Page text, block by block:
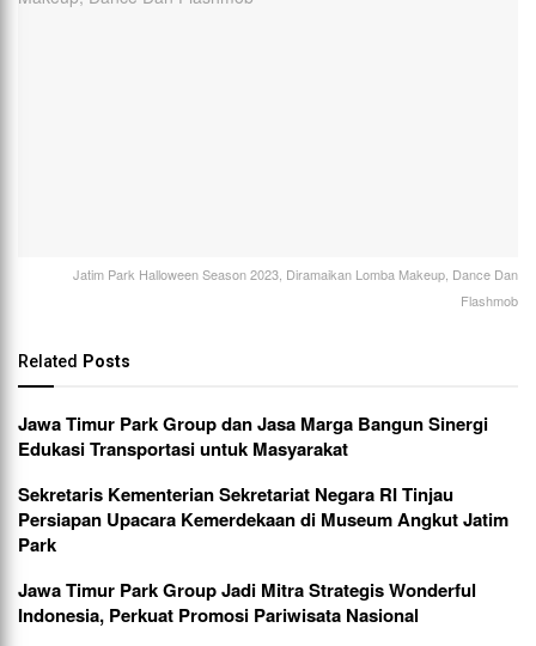
Jatim Park Halloween Season 2023, Diramaikan Lomba Makeup, Dance Dan
Flashmob
Related Posts
Jawa Timur Park Group dan Jasa Marga Bangun Sinergi
Edukasi Transportasi untuk Masyarakat
Sekretaris Kementerian Sekretariat Negara RI Tinjau
Persiapan Upacara Kemerdekaan di Museum Angkut Jatim
Park
Jawa Timur Park Group Jadi Mitra Strategis Wonderful
Indonesia, Perkuat Promosi Pariwisata Nasional